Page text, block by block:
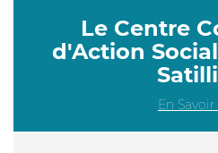
Le Centre
d'Action
En